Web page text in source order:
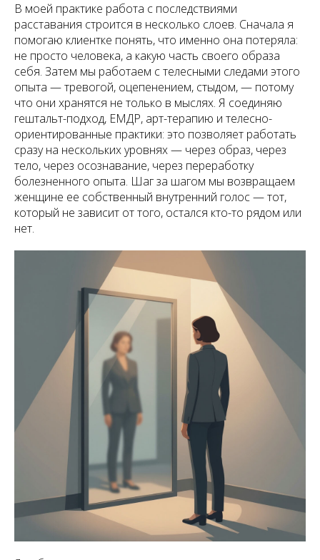
В моей практике работа с последствиями
расставания строится в несколько слоев. Сначала я
помогаю клиентке понять, что именно она потеряла:
не просто человека, а какую часть своего образа
себя. Затем мы работаем с телесными следами этого
опыта — тревогой, оцепенением, стыдом, — потому
что они хранятся не только в мыслях. Я соединяю
гештальт-подход, ЕМДР, арт-терапию и телесно-
ориентированные практики: это позволяет работать
сразу на нескольких уровнях — через образ, через
тело, через осознавание, через переработку
болезненного опыта. Шаг за шагом мы возвращаем
женщине ее собственный внутренний голос — тот,
который не зависит от того, остался кто-то рядом или
нет.